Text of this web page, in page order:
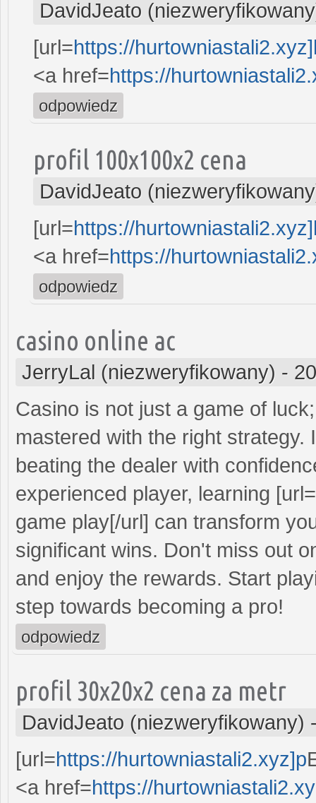
DavidJeato
[url=https://
<a href=https://
odpowiedz
profil 100x100x2 cena
DavidJeato
[url=https://
<a href=https://
odpowiedz
casino online ac
JerryLal (niezweryfikowany) -
Casino is not just a game of
mastered with the right
beating the dealer with
experienced player, learning [url=
game play[/url] can transform
significant wins. Don't miss out
and enjoy the rewards. Start
step towards becoming a pro!
odpowiedz
profil 30x20x2 cena za metr
DavidJeato (niezweryfikowany)
[url=https://hurtowniastali2.xyz]p
<a href=https://